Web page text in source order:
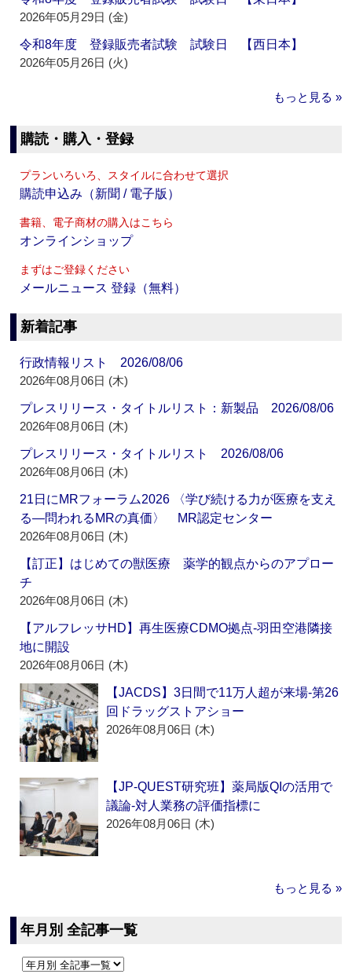
2026年05月29日 (金)
令和8年度 登録販売者試験 試験日 【西日本】
2026年05月26日 (火)
もっと見る »
購読・購入・登録
プランいろいろ、スタイルに合わせて選択
購読申込み（新聞 / 電子版）
書籍、電子商材の購入はこちら
オンラインショップ
まずはご登録ください
メールニュース 登録（無料）
新着記事
行政情報リスト 2026/08/06
2026年08月06日 (木)
プレスリリース・タイトルリスト：新製品 2026/08/06
2026年08月06日 (木)
プレスリリース・タイトルリスト 2026/08/06
2026年08月06日 (木)
21日にMRフォーラム2026 〈学び続ける力が医療を支え
る―問われるMRの真価〉 MR認定センター
2026年08月06日 (木)
【訂正】はじめての獣医療 薬学的観点からのアプロー
チ
2026年08月06日 (木)
【アルフレッサHD】再生医療CDMO拠点‐羽田空港隣接
地に開設
2026年08月06日 (木)
【JACDS】3日間で11万人超が来場‐第26
回ドラッグストアショー
2026年08月06日 (木)
【JP-QUEST研究班】薬局版QIの活用で
議論‐対人業務の評価指標に
2026年08月06日 (木)
もっと見る »
年月別 全記事一覧